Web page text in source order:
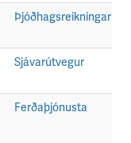
Þjóðhagsreikningar
Sjávarútvegur
Ferðaþjónusta